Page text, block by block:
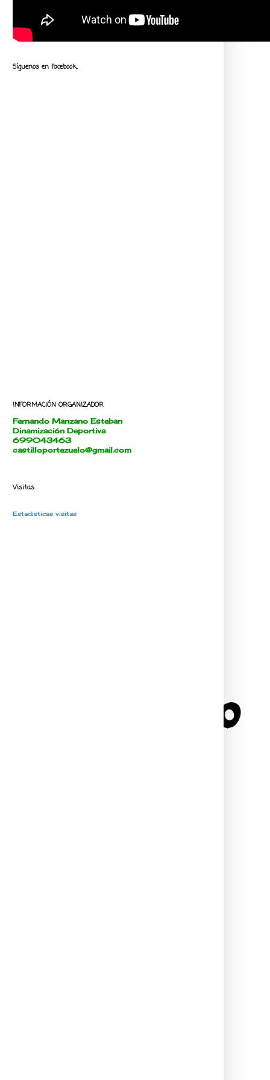
Síguenos en facebook...
INFORMACIÓN ORGANIZADOR
Fernando Manzano Esteban
Dinamización Deportiva
699043463
castilloportezuelo@gmail.com
Visitas
Estadisticas visitas